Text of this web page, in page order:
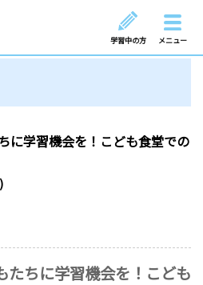
学習中の方 メニュー
に学習機会を！こども食堂での
たちに学習機会を！こども